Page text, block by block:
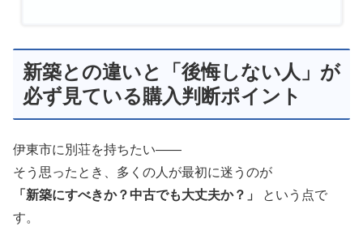
新築との違いと「後悔しない人」が
必ず見ている購入判断ポイント
伊東市に別荘を持ちたい——
そう思ったとき、多くの人が最初に迷うのが
「新築にすべきか？中古でも大丈夫か？」
という点で
す。